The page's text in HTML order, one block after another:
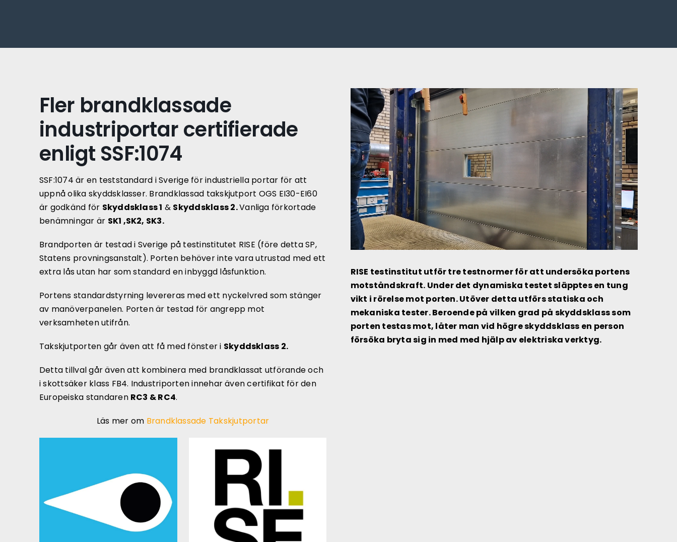
Fler brandklassade
industriportar certifierade
enligt SSF:1074
SSF:1074 är en teststandard i Sverige för industriella portar för att
uppnå olika skyddsklasser. Brandklassad takskjutport OGS EI30-EI60
är godkänd för Skyddsklass 1 & Skyddsklass 2.Vanliga förkortade
benämningar är SK1 ,SK2, SK3.
Brandporten är testad i Sverige på testinstitutet RISE (före detta SP,
Statens provningsanstalt). Porten behöver inte vara utrustad med ett
extra lås utan har som standard en inbyggd låsfunktion.
Portens standardstyrning levereras med ett nyckelvred som stänger
av manöverpanelen. Porten är testad för angrepp mot
verksamheten utifrån.
Takskjutporten går även att få med fönster i Skyddsklass 2.
Detta tillval går även att kombinera med brandklassat utförande och
i skottsäker klass FB4. Industriporten innehar även certifikat för den
Europeiska standaren RC3 & RC4.
Läs mer om Brandklassade Takskjutportar
RISE testinstitut utför tre testnormer för att undersöka portens
motståndskraft. Under det dynamiska testet släpptes en tung
vikt i rörelse mot porten. Utöver detta utförs statiska och
mekaniska tester. Beroende på vilken grad på skyddsklass som
porten testas mot, låter man vid högre skyddsklass en person
försöka bryta sig in med med hjälp av elektriska verktyg.